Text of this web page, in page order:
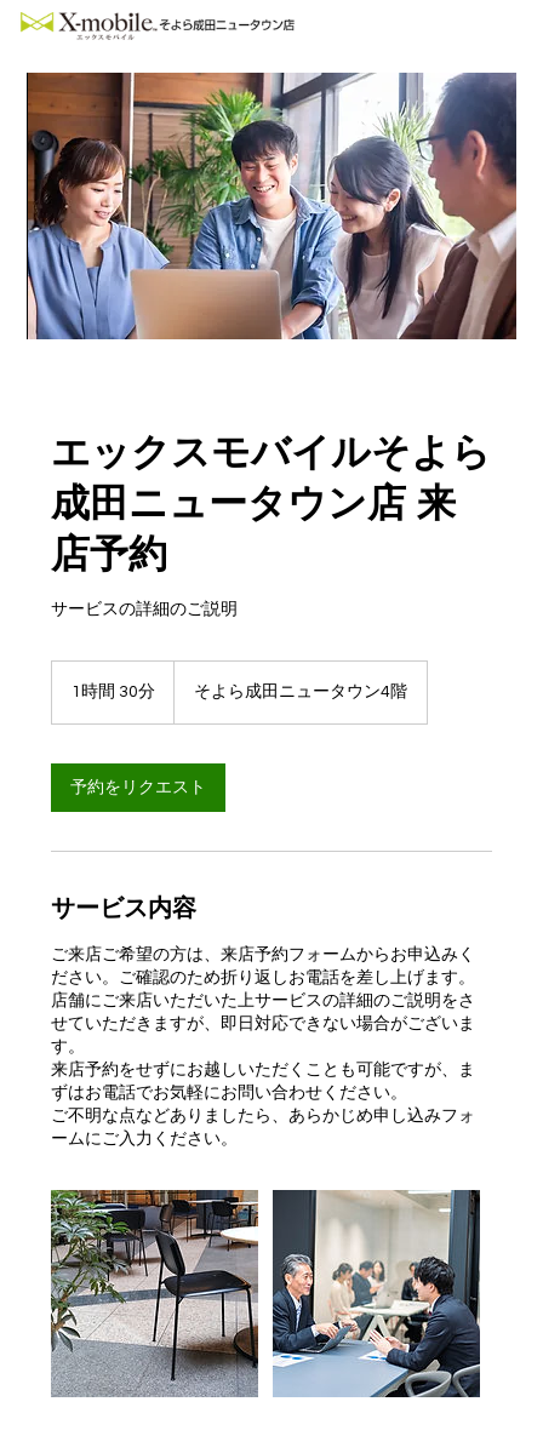
エックスモバイルそよら
成田ニュータウン店 来
店予約
サービスの詳細のご説明
1時間 30分
0
分
そよら成田ニュータウン4階
予約をリクエスト
サービス内容
ご来店ご希望の方は、来店予約フォームからお申込みく
ださい。ご確認のため折り返しお電話を差し上げます。
店舗にご来店いただいた上サービスの詳細のご説明をさ
せていただきますが、即日対応できない場合がございま
す。
来店予約をせずにお越しいただくことも可能ですが、ま
ずはお電話でお気軽にお問い合わせください。
ご不明な点などありましたら、あらかじめ申し込みフォ
ームにご入力ください。